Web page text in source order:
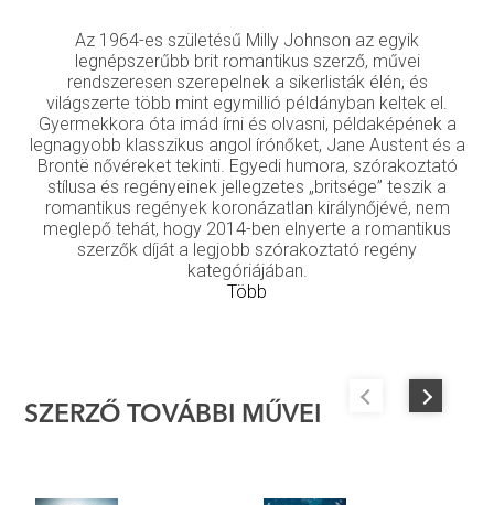
Az 1964-es születésű Milly Johnson az egyik
legnépszerűbb brit romantikus szerző, művei
rendszeresen szerepelnek a sikerlisták élén, és
világszerte több mint egymillió példányban keltek el.
Gyermekkora óta imád írni és olvasni, példaképének a
legnagyobb klasszikus angol írónőket, Jane Austent és a
Brontë nővéreket tekinti. Egyedi humora, szórakoztató
stílusa és regényeinek jellegzetes „britsége” teszik a
romantikus regények koronázatlan királynőjévé, nem
meglepő tehát, hogy 2014-ben elnyerte a romantikus
szerzők díját a legjobb szórakoztató regény
kategóriájában.
Több
SZERZŐ TOVÁBBI MŰVEI